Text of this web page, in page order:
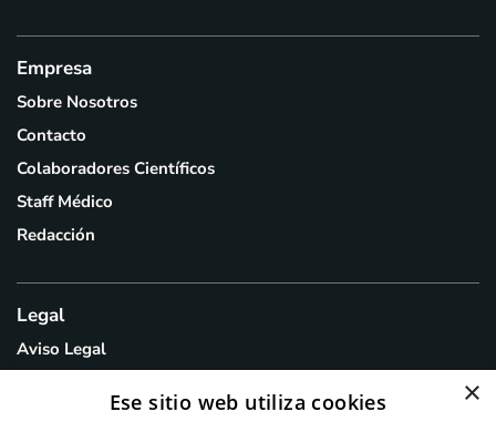
Empresa
Sobre Nosotros
Contacto
Colaboradores Científicos
Staff Médico
Redacción
Legal
Aviso Legal
Política de Cookies
×
Ese sitio web utiliza cookies